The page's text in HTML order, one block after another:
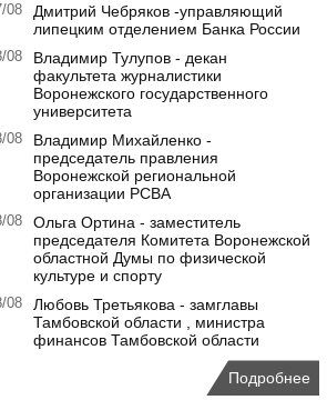
08
Дмитрий Чебряков -управляющий
липецким отделением Банка России
08
Владимир Тулупов - декан
факультета журналистики
Воронежского государственного
университета
08
Владимир Михайленко -
председатель правления
Воронежской региональной
организации РСВА
08
Ольга Ортина - заместитель
председателя Комитета Воронежской
областной Думы по физической
культуре и спорту
08
Любовь Третьякова - замглавы
Тамбовской области , министра
финансов Тамбовской области
Подробнее